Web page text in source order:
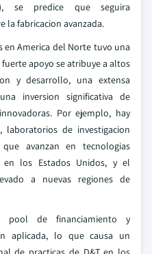
se predice que seguira
la fabricacion avanzada.
en America del Norte tuvo una
apoyo se atribuye a altos
y desarrollo, una extensa
inversion significativa de
Por ejemplo, hay
de investigacion
avanzan en tecnologias
los Estados Unidos, y el
a nuevas regiones de
pool de financiamiento y
aplicada, lo que causa un